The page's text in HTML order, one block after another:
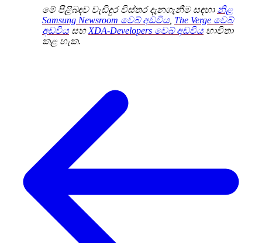
මේ පිළිබඳව වැඩිදුර විස්තර දැනගැනීම සඳහා නිළ
Samsung Newsroom වෙබ් අඩවිය The Verge වෙබ්
අඩවිය සහ XDA-Developers වෙබ් අඩවිය භාවිතා
කළ හැක.